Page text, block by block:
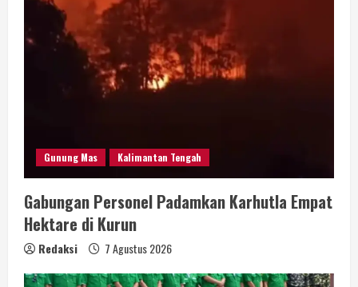
Gunung Mas Kalimantan Tengah
Gabungan Personel Padamkan Karhutla Empat
Hektare di Kurun
Redaksi 7 Agustus 2026